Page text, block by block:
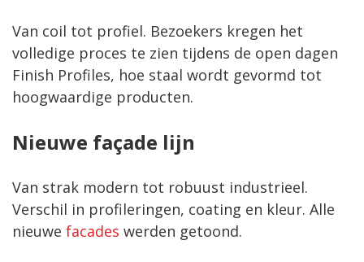
Van coil tot profiel. Bezoekers kregen het
volledige proces te zien tijdens de open dagen
Finish Profiles, hoe staal wordt gevormd tot
hoogwaardige producten.
Nieuwe façade lijn
Van strak modern tot robuust industrieel.
Verschil in profileringen, coating en kleur. Alle
nieuwe facades werden getoond.